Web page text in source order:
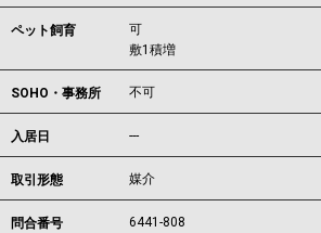
ペット飼育
可
敷1積増
SOHO・事務所 不可
入居日 ---
取引形態 媒介
問合番号 6441-808